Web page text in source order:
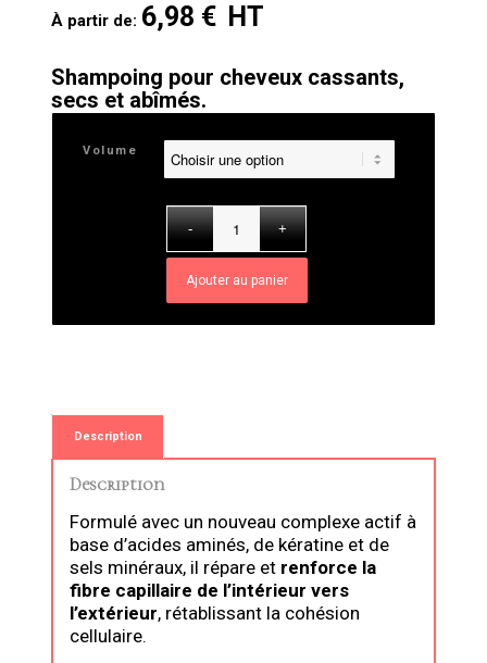
À partir de: 6,98 €
Shampoing pour cheveux cassants,
secs et abîmés.
Volume
Ajouter au panier
Description
Description
Formulé avec un nouveau complexe actif à
base d’acides aminés, de kératine et de
sels minéraux, il répare et renforce la
fibre capillaire de l’intérieur vers
l’extérieur, rétablissant la cohésion
cellulaire.